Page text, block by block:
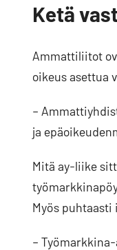
Ketä
Ammattiliitot
oikeus asettua
–
ja
Mitä ay-liike
Myös
–